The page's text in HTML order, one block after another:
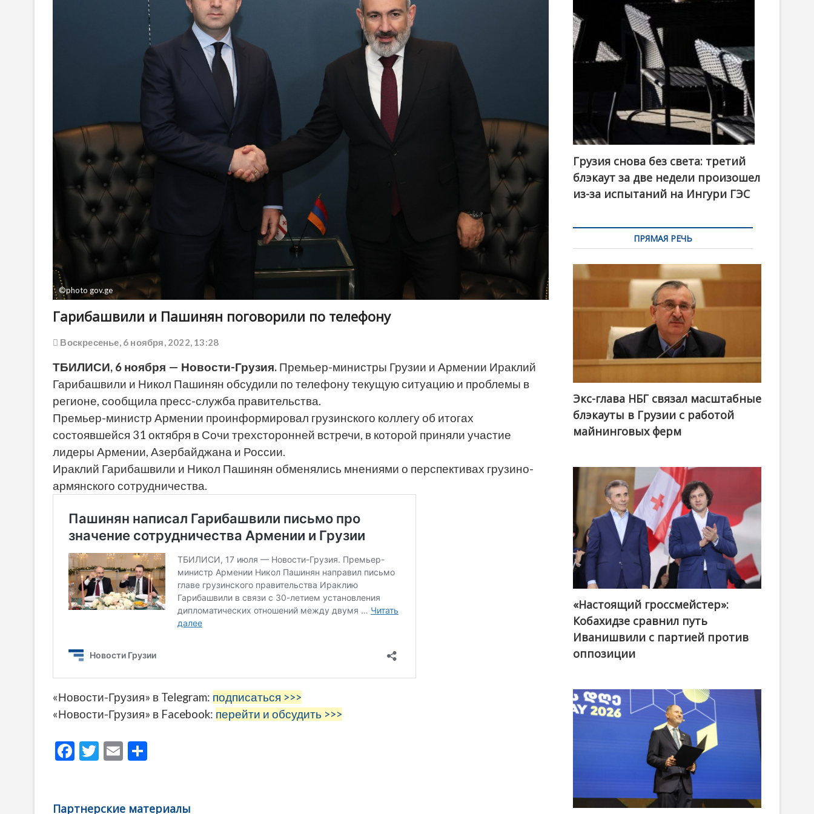
©photo gov.ge
Гарибашвили и Пашинян поговорили по телефону
Воскресенье, 6 ноября, 2022, 13:28
ТБИЛИСИ, 6 ноября — Новости-Грузия. Премьер-министры Грузии и Армении Ираклий
Гарибашвили и Никол Пашинян обсудили по телефону текущую ситуацию и проблемы в
регионе, сообщила пресс-служба правительства.
Премьер-министр Армении проинформировал грузинского коллегу об итогах
состоявшейся 31 октября в Сочи трехсторонней встречи, в которой приняли участие
лидеры Армении, Азербайджана и России.
Ираклий Гарибашвили и Никол Пашинян обменялись мнениями о перспективах грузино-
армянского сотрудничества.
«Новости-Грузия» в Telegram: подписаться >>>
«Новости-Грузия» в Facebook: перейти и обсудить >>>
F
b
T
er
E
l
а
Партнерские материалы
Грузия снова без света: третий
блэкаут за две недели произошел
из-за испытаний на Ингури ГЭС
ПРЯМАЯ РЕЧЬ
Экс-глава НБГ связал масштабные
блэкауты в Грузии с работой
майнинговых ферм
@ქართული ოცნება / Georgian Dream
«Настоящий гроссмейстер»:
Кобахидзе сравнил путь
Иванишвили с партией против
оппозиции